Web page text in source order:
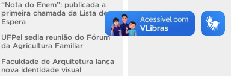
“Nota do Enem”: publicada a
primeira chamada da Lista de
Espera
UFPel sedia reunião do Fórum
da Agricultura Familiar
Faculdade de Arquitetura lança
nova identidade visual